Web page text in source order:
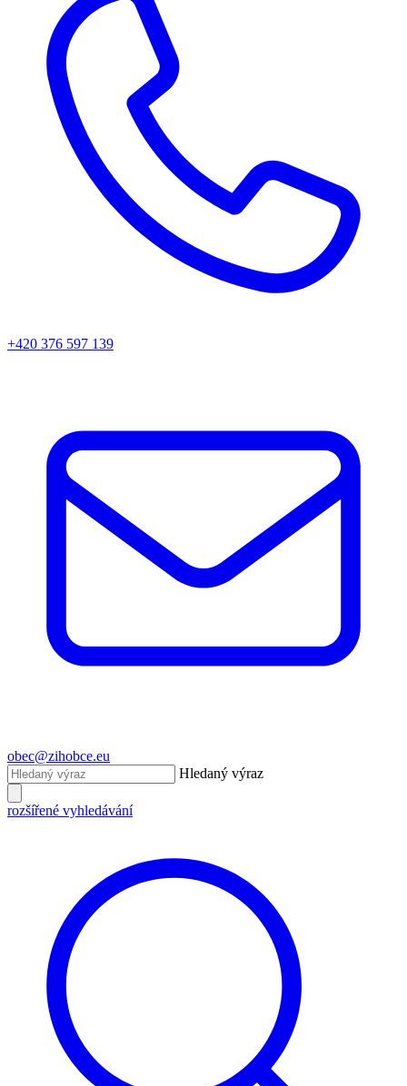
+420 376 597 139
obec@zihobce.eu
Hledaný výraz
rozšířené vyhledávání